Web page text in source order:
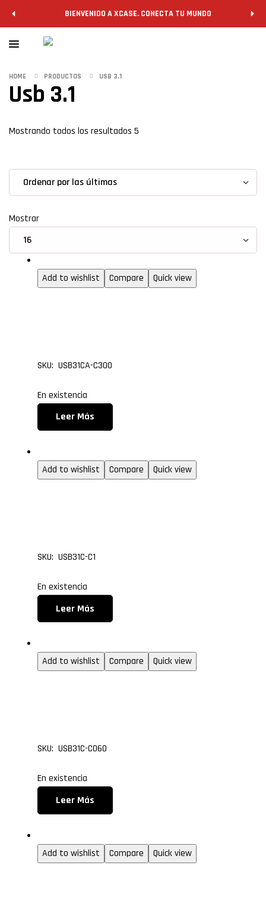
BIENVENIDO A XCASE. CONECTA TU MUNDO
HOME PRODUCTOS USB 3.1
Usb 3.1
Mostrando todos los resultados 5
Mostrar
Add to wishlist
Compare Quick view
SKU: USB31CA-C300
En existencia
Leer Más
Add to wishlist
Compare Quick view
SKU: USB31C-C1
En existencia
Leer Más
Add to wishlist
Compare Quick view
SKU: USB31C-C060
En existencia
Leer Más
Add to wishlist
Compare Quick view